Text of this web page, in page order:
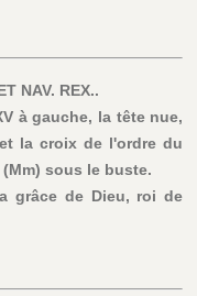
NAV. REX..
à gauche, la tête nue,
la croix de l'ordre du
sous le buste.
grâce de Dieu, roi de